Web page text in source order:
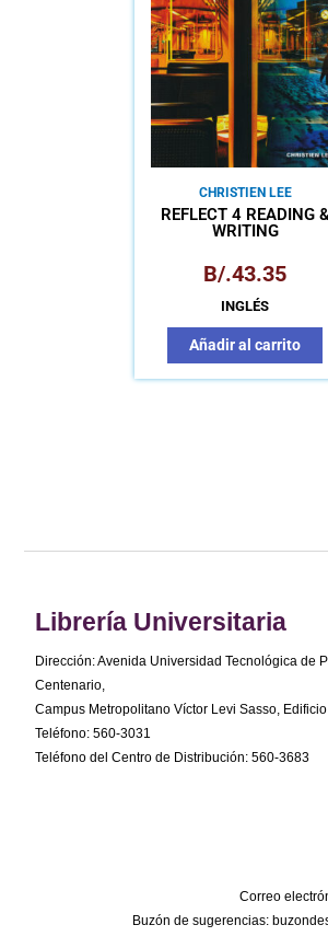
CHRISTIEN LEE
REFLECT 4 READING
WRITING
B/.43.35
INGLÉS
Añadir al carrito
Librería Universitaria
Dirección: Avenida Universidad Tecnológica de
Centenario,
Campus Metropolitano Víctor Levi Sasso,
Teléfono: 560-3031
Teléfono del Centro de Distribución: 560-3683
Correo
Buzón de sugerencias: